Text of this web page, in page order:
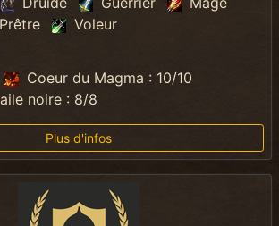
Prêtre
Voleur
Coeur du Magma : 10/10
noire : 8/8
Plus d'infos